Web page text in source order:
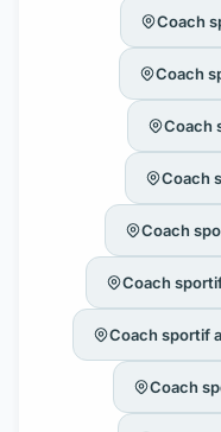
Coach
Coach
Coach
Coach
Coach
Coach
Coach sportif
Coach